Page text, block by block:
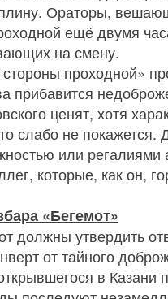
Ораторы,
ещё двумя
на смену.
проходной»
прибавится
ценят, хотя
слабо не
или
которые, как он,
«Бегемот»
должны утвердить
от тайного
в Казани